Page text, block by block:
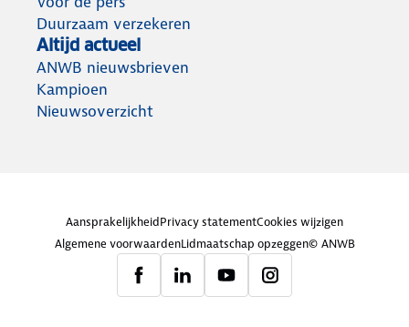
Duurzaam verzekeren
Altijd actueel
ANWB nieuwsbrieven
Kampioen
Nieuwsoverzicht
AansprakelijkheidPrivacy statementCookies wijzigen
Algemene voorwaardenLidmaatschap opzeggen© ANWB